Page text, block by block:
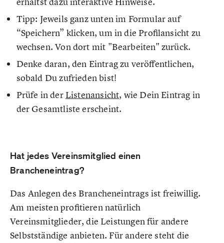
Tipp: Jeweils ganz unten im Formular auf
“Speichern” klicken, um in die Profilansicht zu
wechsen. Von dort mit "Bearbeiten" zurück.
Denke daran, den Eintrag zu veröffentlichen,
sobald Du zufrieden bist!
Prüfe in der Listenansicht, wie Dein Eintrag in
der Gesamtliste erscheint.
Hat jedes Vereinsmitglied einen
Brancheneintrag?
Das Anlegen des Brancheneintrags ist freiwillig.
Am meisten profitieren natürlich
Vereinsmitglieder, die Leistungen für andere
Selbstständige anbieten. Für andere steht die